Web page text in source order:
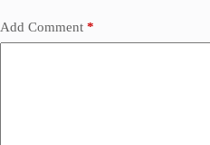
Add Comment *